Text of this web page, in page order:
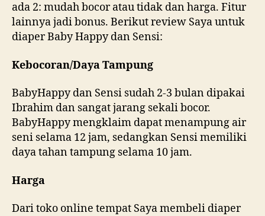
ada 2: mudah bocor atau tidak dan harga. Fitur
lainnya jadi bonus. Berikut review Saya untuk
diaper Baby Happy dan Sensi:
Kebocoran/Daya Tampung
BabyHappy dan Sensi sudah 2-3 bulan dipakai
Ibrahim dan sangat jarang sekali bocor.
BabyHappy mengklaim dapat menampung air
seni selama 12 jam, sedangkan Sensi memiliki
daya tahan tampung selama 10 jam.
Harga
Dari toko online tempat Saya membeli diaper